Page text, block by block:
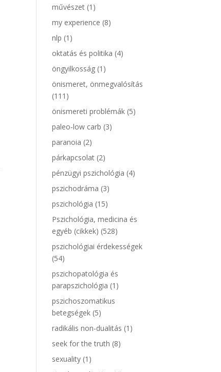
művészet (1)
my experience (8)
nlp (1)
oktatás és politika (4)
öngyilkosság (1)
önismeret, önmegvalósítás
(111)
önismereti problémák (5)
paleo-low carb (3)
paranoia (2)
párkapcsolat (2)
pénzügyi pszichológia (4)
pszichodráma (3)
pszichológia (15)
Pszichológia, medicina és
egyéb (cikkek) (528)
pszichológiai érdekességek
(54)
pszichopatológia és
parapszichológia (1)
pszichoszomatikus
betegségek (5)
radikális non-dualitás (1)
seek for the truth (8)
sexuality (1)